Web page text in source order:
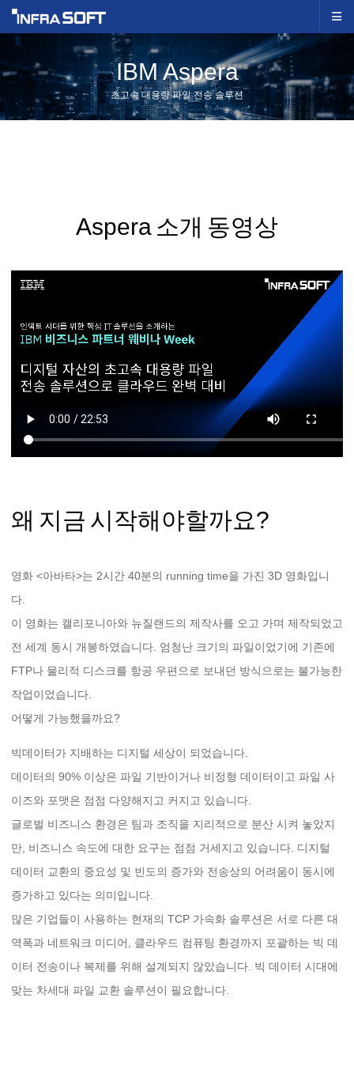
IBM Aspera
초고속 대용량 파일 전송 솔루션
Aspera 소개 동영상
왜 지금 시작해야할까요?
영화 <아바타>는 2시간 40분의 running time을 가진 3D 영화입니
다.
이 영화는 캘리포니아와 뉴질랜드의 제작사를 오고 가며 제작되었고
전 세계 동시 개봉하였습니다. 엄청난 크기의 파일이었기에 기존에
FTP나 물리적 디스크를 항공 우편으로 보내던 방식으로는 불가능한
작업이었습니다.
어떻게 가능했을까요?
빅데이터가 지배하는 디지털 세상이 되었습니다.
데이터의 90% 이상은 파일 기반이거나 비정형 데이터이고 파일 사
이즈와 포맷은 점점 다양해지고 커지고 있습니다.
글로벌 비즈니스 환경은 팀과 조직을 지리적으로 분산 시켜 놓았지
만, 비즈니스 속도에 대한 요구는 점점 거세지고 있습니다. 디지털
데이터 교환의 중요성 및 빈도의 증가와 전송상의 어려움이 동시에
증가하고 있다는 의미입니다.
많은 기업들이 사용하는 현재의 TCP 가속화 솔루션은 서로 다른 대
역폭과 네트워크 미디어, 클라우드 컴퓨팅 환경까지 포괄하는 빅 데
이터 전송이나 복제를 위해 설계되지 않았습니다. 빅 데이터 시대에
맞는 차세대 파일 교환 솔루션이 필요합니다.